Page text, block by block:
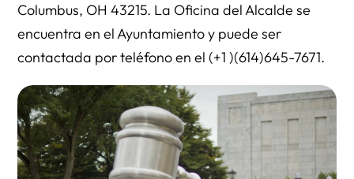
Columbus, OH 43215. La Oficina del Alcalde se
encuentra en el Ayuntamiento y puede ser
contactada por teléfono en el (+1 )(614)645-7671.